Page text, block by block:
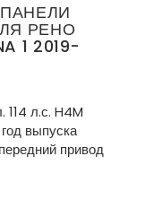
РЕНО
1 2019-
114 л.с. H4M
выпуска
привод